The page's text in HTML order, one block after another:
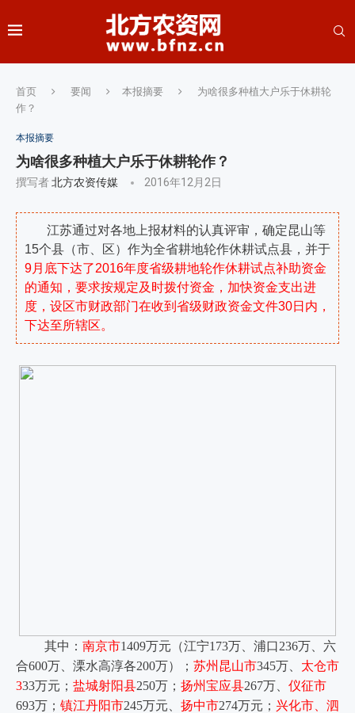
首页 要闻 本报摘要
为啥很多种植大户乐于休耕轮
作？
本报摘要
为啥很多种植大户乐于休耕轮作？
撰写者北方农资传媒 2016年12月2日
江苏通过对各地上报材料的认真评审，确定昆山等
15个县（市、区）作为全省耕地轮作休耕试点县，并于
9月底下达了2016年度省级耕地轮作休耕试点补助资金
的通知，要求按规定及时拨付资金，加快资金支出进
度，设区市财政部门在收到省级财政资金文件30日内，
下达至所辖区。
其中： 南京市1409万元（江宁173万、浦口236万、六
合600万、溧水高淳各200万）； 苏州昆山市345万、 太仓市
333万元； 盐城射阳县250万； 扬州宝应县267万、 仪征市
693万； 镇江丹阳市245万元、 扬中市274万元； 兴化市、泗